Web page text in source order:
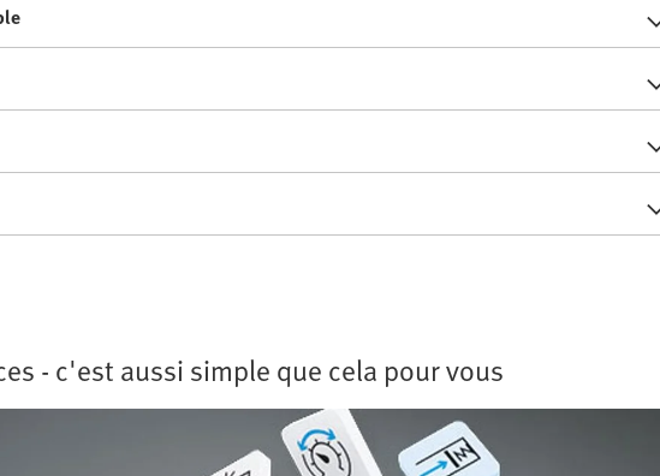
- c'est aussi simple que cela pour vous